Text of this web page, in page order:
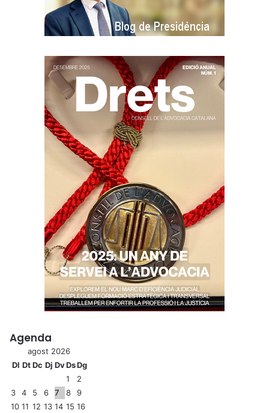
Agenda
agost 2026
Dl DtDc Dj DvDsDg
1
2
3
4 5 6 7 8
9
10 11 12 13 14 15 16